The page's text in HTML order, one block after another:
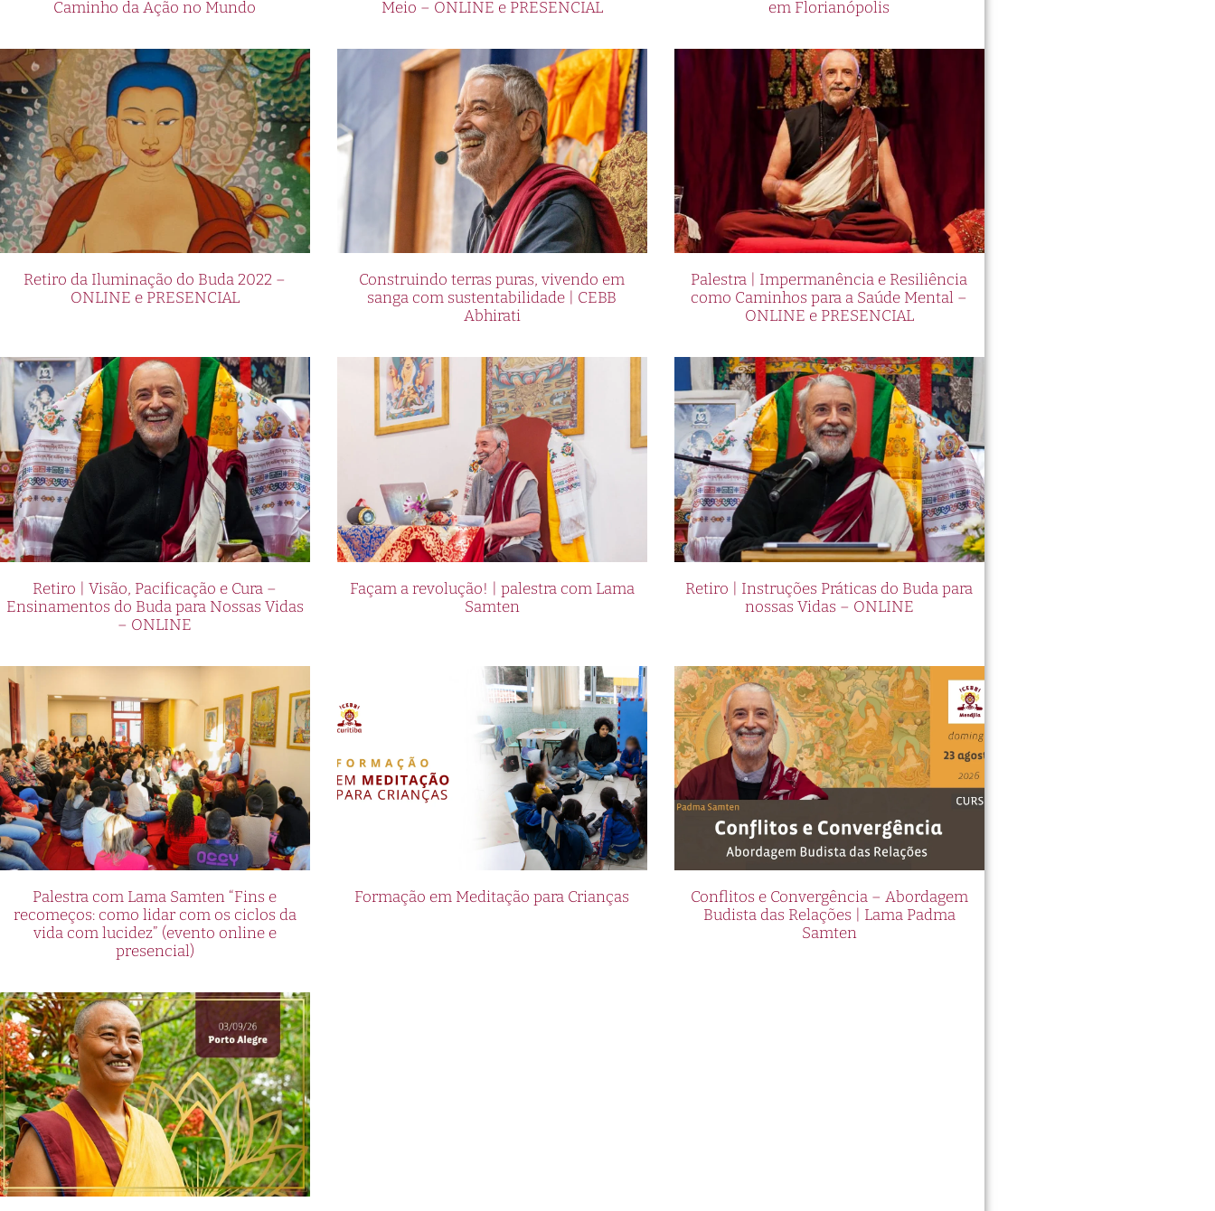
Caminho da Ação no Mundo
Meio – ONLINE e PRESENCIAL
em Florianópolis
Retiro da Iluminação do Buda 2022 –
ONLINE e PRESENCIAL
Construindo terras puras, vivendo em
sanga com sustentabilidade | CEBB
Abhirati
Palestra | Impermanência e Resiliência
como Caminhos para a Saúde Mental –
ONLINE e PRESENCIAL
Retiro | Visão, Pacificação e Cura –
Ensinamentos do Buda para Nossas Vidas
– ONLINE
Façam a revolução! | palestra com Lama
Samten
Retiro | Instruções Práticas do Buda para
nossas Vidas – ONLINE
Palestra com Lama Samten “Fins e
recomeços: como lidar com os ciclos da
vida com lucidez” (evento online e
presencial)
Formação em Meditação para Crianças
Conflitos e Convergência – Abordagem
Budista das Relações | Lama Padma
Samten